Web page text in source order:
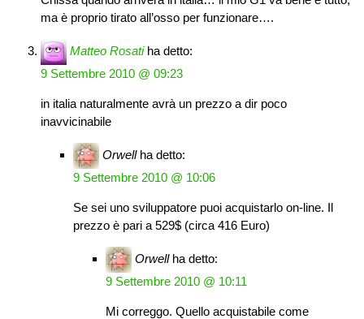
ma è proprio tirato all’osso per funzionare….
Matteo Rosati ha detto:
9 Settembre 2010 @ 09:23
in italia naturalmente avrà un prezzo a dir poco
inavvicinabile
Orwell ha detto:
9 Settembre 2010 @ 10:06
Se sei uno sviluppatore puoi acquistarlo on-line. Il
prezzo è pari a 529$ (circa 416 Euro)
Orwell ha detto:
9 Settembre 2010 @ 10:11
Mi correggo. Quello acquistabile come